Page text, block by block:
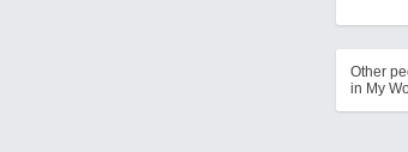
Other
in My